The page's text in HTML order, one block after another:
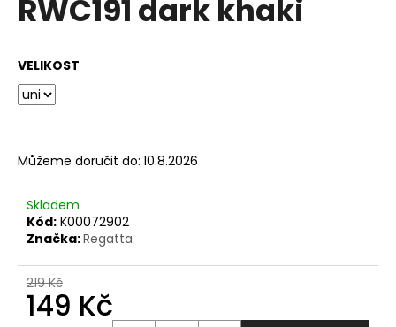
hvězdiček.
RWC191 dark khaki
VELIKOST
Můžeme doručit do: 10.8.2026
Skladem
Kód: K00072902
Značka:Regatta
219 Kč
149 Kč
o
p
u
č
u